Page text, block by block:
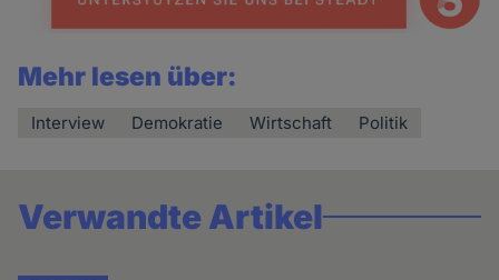
Mehr lesen über:
Interview Demokratie Wirtschaft Politik
Verwandte Artikel